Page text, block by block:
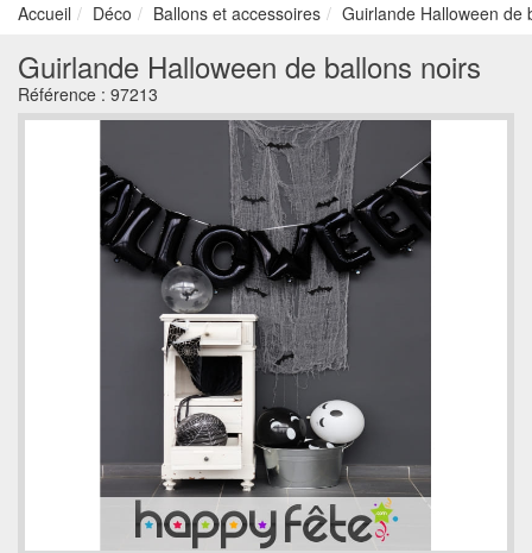
Accueil Déco Ballons et accessoires Guirlande Halloween de
Guirlande Halloween de ballons noirs
Référence : 97213